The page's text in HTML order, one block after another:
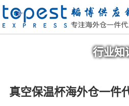
行业知
真空保温杯海外仓一件